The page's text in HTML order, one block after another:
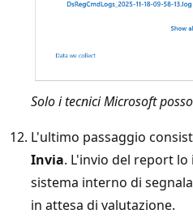
Solo i tecnici Microsoft
L'ultimo passaggio
Invia. L'invio del report
sistema interno di
in attesa di valutazione.